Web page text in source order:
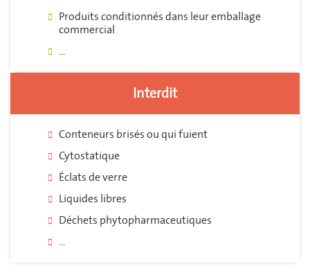
Produits conditionnés dans leur emballage
commercial
...
Interdit
Conteneurs brisés ou qui fuient
Cytostatique
Éclats de verre
Liquides libres
Déchets phytopharmaceutiques
...